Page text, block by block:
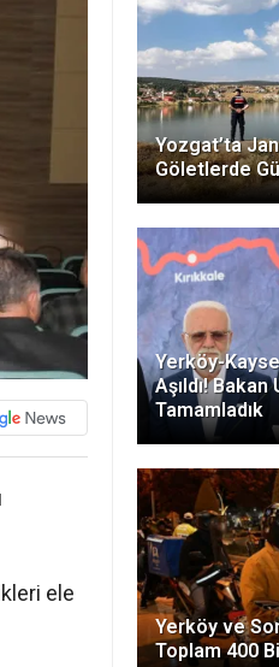
ele
Yozgat’ta
Göletlerde
Yerköy-
Aşıldı! Bakan
Tamamladık
Yerköy ve
Toplam 400